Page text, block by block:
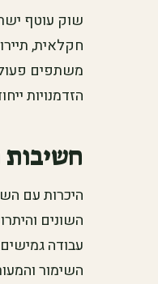
שוק עוטף
חקלאית,
משתפים
הזדמנויות
היכרות עם
השונים
עבודה
השימור